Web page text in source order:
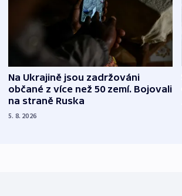
Na Ukrajině jsou zadržováni
občané z více než 50 zemí. Bojovali
na straně Ruska
5. 8. 2026